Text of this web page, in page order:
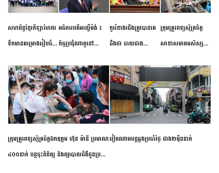
សហព័ន្ធខ្មែរកីឡាហែល
ទឹកមានគម្រោងរៀបចំ
កម្រិតបឋម ដល់ឧត្តម
សិក្សានាពេលខាងមុខ
អធិការបតីអាល្លឺម៉ង់ ៖
កិច្ចប្រជុំណាតូនៅ
ខាងមុខនឹងបញ្ជូនសញ្ញា
នៃភាពស្អិតរមួត និង
ការប្តេជ្ញាចិត្ត
កូរ៉េខាងជើងត្រូវបានគេ
ដឹងថា ចាយជាង
អភិវឌ្ឍន៍នុយក្លេអ៊ែរ
ក្រុមគ្រូពេទ្យស្ម័គ្រចិត្ត
សាខាសមាគមសិស្ស
ខេត្តកំពង់ចាម ចុះពិនិត្យ
ពិគ្រោះជំងឺទូទៅ និងផ្តល់
ថ្នាំពេទ្យជូនប្រជាពលរដ្ឋ
រស់នៅសង្កាត់បឹងកុក
ក្រុមគ្រូពេទ្យស្ម័គ្រចិត្តឯកឧត្តម ហ៊ុន ម៉ានី ប្រមាណ
៤០០នាក់ បន្តចុះពិនិត្យ និងព្យាបាលជំងឺជូនប្រជា
វៀតណាម​បន្ត​ឆ្លង​ប្រចាំថ្ងៃ​ ​ជាង​២​ម៉ឺន​នាក់​